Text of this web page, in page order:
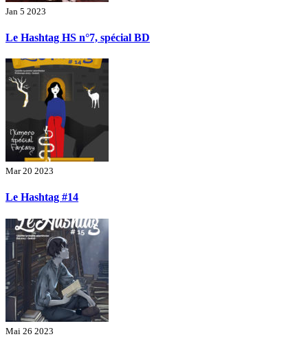
Jan 5 2023
Le Hashtag HS n°7, spécial BD
Mar 20 2023
Le Hashtag #14
Mai 26 2023